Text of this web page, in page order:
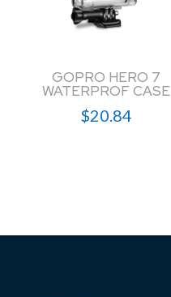
GOPRO HERO 7
WATERPROF CASE
$20.84